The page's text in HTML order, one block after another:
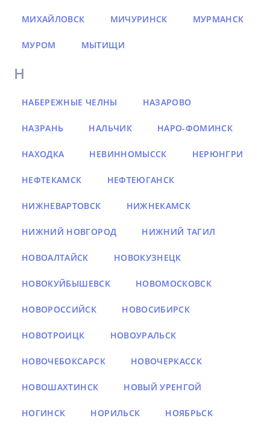
МИХАЙЛОВСК МИЧУРИНСК МУРМАНСК
МУРОМ МЫТИЩИ
Н
НАБЕРЕЖНЫЕ ЧЕЛНЫ НАЗАРОВО
НАЗРАНЬ НАЛЬЧИК НАРО-ФОМИНСК
НАХОДКА НЕВИННОМЫССК НЕРЮНГРИ
НЕФТЕКАМСК НЕФТЕЮГАНСК
НИЖНЕВАРТОВСК НИЖНЕКАМСК
НИЖНИЙ НОВГОРОД НИЖНИЙ ТАГИЛ
НОВОАЛТАЙСК НОВОКУЗНЕЦК
НОВОКУЙБЫШЕВСК НОВОМОСКОВСК
НОВОРОССИЙСК НОВОСИБИРСК
НОВОТРОИЦК НОВОУРАЛЬСК
НОВОЧЕБОКСАРСК НОВОЧЕРКАССК
НОВОШАХТИНСК НОВЫЙ УРЕНГОЙ
НОГИНСК НОРИЛЬСК НОЯБРЬСК